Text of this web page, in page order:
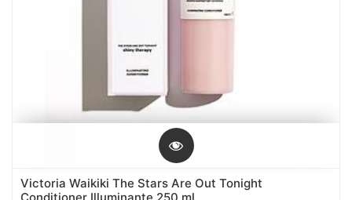
Victoria Waikiki The Stars Are Out Tonight